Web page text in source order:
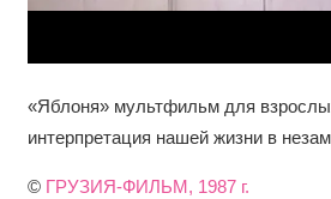
«Яблоня» мультфильм для
интерпретация нашей жизни в
© ГРУЗИЯ-ФИЛЬМ, 1987 г.